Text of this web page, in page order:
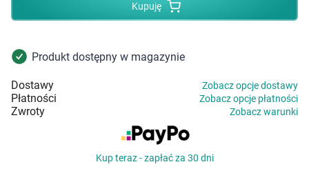
Mężczyzna
Zdrowy styl życia
Zabawki
Kupuję
Produkt dostępny w magazynie
Dostawy Zobacz opcje dostawy
Płatności Zobacz opcje płatności
Zwroty Zobacz warunki
Kup teraz - zapłać za 30 dni